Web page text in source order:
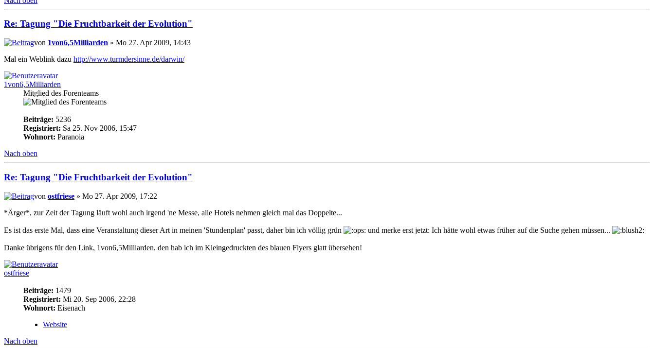
Re: Tagung "Die Fruchtbarkeit der Evolution"
von 1von6,5Milliarden » Mo 27. Apr 2009, 14:43
Mal ein Weblink dazu http://www.turmdersinne.de/darwin/
1von6,5Milliarden
Mitglied des Forenteams
Beiträge: 5236
Registriert: Sa 25. Nov 2006, 15:47
Wohnort: Paranoia
Nach oben
Re: Tagung "Die Fruchtbarkeit der Evolution"
von ostfriese » Mo 27. Apr 2009, 17:22
*Ärger*, zur Zeit der Tagung läuft wohl auch irgend 'ne Messe, alle Hotels nehmen gleich mal das Doppelte...
Es ist das erste Mal, dass eine Veranstaltung dieser Art in meinen 'Stundenplan' passt, daher bin ich völlig grün und merke erst jetzt: Ich hätte wohl etwas früher auf die Suche gehen müssen...
Danke übrigens für den Link, 1von6,5Milliarden, den hab ich im Kleingedruckten des blauen Flyers glatt übersehen!
ostfriese
Beiträge: 1479
Registriert: Mi 20. Sep 2006, 22:28
Wohnort: Eisenach
Website
Nach oben